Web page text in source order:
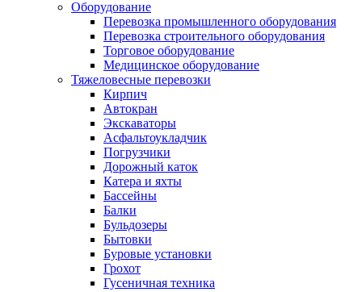
Оборудование
Перевозка промышленного оборудования
Перевозка строительного оборудования
Торговое оборудование
Медицинское оборудование
Тяжеловесные перевозки
Кирпич
Автокран
Экскаваторы
Асфальтоукладчик
Погрузчики
Дорожный каток
Катера и яхты
Бассейны
Балки
Бульдозеры
Бытовки
Буровые установки
Грохот
Гусеничная техника